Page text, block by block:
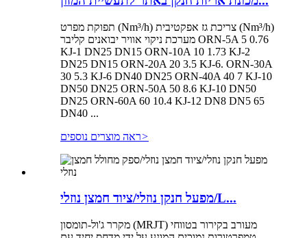
תפוקת מפרט (Nm³/h) צריכת גז אפקטיבית (Nm³/h)
מערכת ניקוי אוויר יבואנים קליבר ORN-5A 5 0.76
KJ-1 DN25 DN15 ORN-10A 10 1.73 KJ-2
DN25 DN15 ORN-20A 20 3.5 KJ-6. ORN-30A
30 5.3 KJ-6 DN40 DN25 ORN-40A 40 7 KJ-10
DN50 DN25 ORN-50A 50 8.6 KJ-10 DN50
DN25 ORN-60A 60 10.4 KJ-12 DN8 DN5 65
DN40 ...
ראה מוצרים נוספים>
מפעל חנקן נוזלי/ציוד חמצן נוזלי/L...
מקרר ג'ול-תומסון (MRJT) מעורב בקירור בטווחי